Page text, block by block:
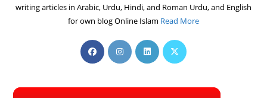
writing articles in Arabic, Urdu, Hindi, and Roman Urdu, and English
for own blog Online Islam Read More
Opens
in
new
Opens
in
new
Opens
in
new
Opens
new